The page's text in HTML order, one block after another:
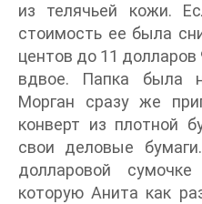
из телячьей кожи.
стоимость ее была
центов до 11 долларов
вдвое. Папка была
Морган сразу же
конверт из плотной
свои деловые
долларовой
которую Анита как